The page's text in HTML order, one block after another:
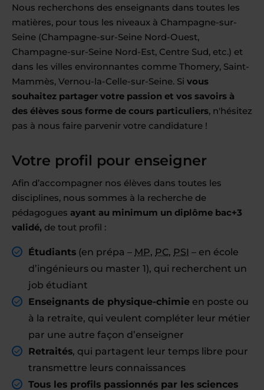
Nous recherchons des enseignants dans toutes les
matières, pour tous les niveaux à Champagne-sur-
Seine (Champagne-sur-Seine Nord-Ouest,
Champagne-sur-Seine Nord-Est, Centre Sud, etc.) et
dans les villes environnantes comme Thomery, Saint-
Mammès, Vernou-la-Celle-sur-Seine. Si vous
souhaitez partager votre passion et vos savoirs à
des élèves sous forme de cours particuliers, n'hésitez
pas à nous faire parvenir votre candidature !
Votre profil pour enseigner
Afin d’accompagner nos élèves dans toutes les
disciplines, nous sommes à la recherche de
pédagogues ayant au minimum un diplôme bac+3
validé, de tout profil :
Étudiants (en prépa – MP, PC, PSI – en école
d’ingénieurs ou master 1), qui recherchent un
job étudiant
Enseignants de physique-chimie en poste ou
à la retraite, qui veulent compléter leur métier
par une autre façon d’enseigner
Retraités, qui partagent leur temps libre pour
transmettre leurs connaissances
Tous les profils passionnés par les sciences